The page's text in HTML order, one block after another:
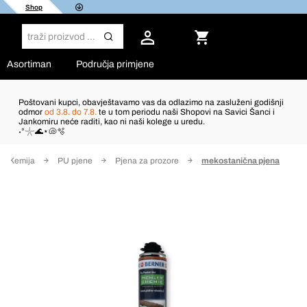
Shop
Asortiman Područja primjene
Poštovani kupci, obavještavamo vas da odlazimo na zasluženi godišnji
odmor od 3.8. do 7.8. te u tom periodu naši Shopovi na Savici Šanci i
Jankomiru neće raditi, kao ni naši kolege u uredu.
˖°𓇼🌊⋆🐚🫧
Kemija PU pjene Pjena za prozore mekostanična pjena